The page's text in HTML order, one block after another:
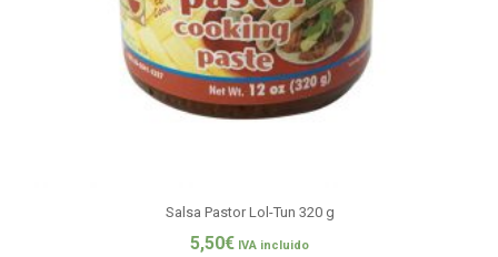
Salsa Pastor Lol-Tun 320 g
5,50€ IVA incluido